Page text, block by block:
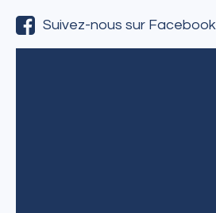
Suivez-nous sur Facebook